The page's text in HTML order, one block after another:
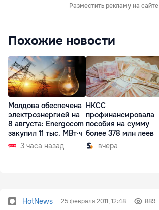
Разместить рекламу на сайте
Похожие новости
Молдова обеспечена
электроэнергией на
8 августа: Energocom
закупил 11 тыс. МВт·ч
3 часа назад
НКСС
профинансировала
пособия на сумму
более 378 млн леев
вчера
HotNews 25 февраля 2011, 12:48 889